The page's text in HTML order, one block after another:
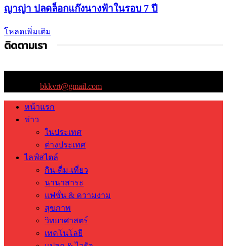
ญาญ่า ปลดล็อกแก๊งนางฟ้าในรอบ 7 ปี
โหลดเพิ่มเติม
ติดตามเรา
bkkvrt@gmail.com
หน้าแรก
ข่าว
ในประเทศ
ต่างประเทศ
ไลฟ์สไตล์
กิน-ดื่ม-เที่ยว
นานาสาระ
แฟชั่น & ความงาม
สุขภาพ
วิทยาศาสตร์
เทคโนโลยี